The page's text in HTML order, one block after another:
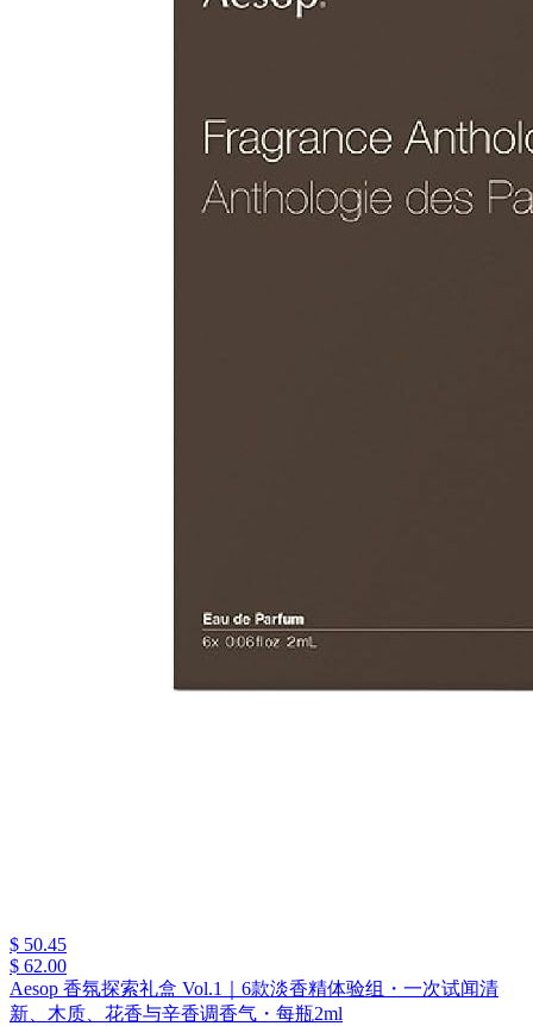
$ 50.45
$ 62.00
Aesop 香氛探索礼盒 Vol.1｜6款淡香精体验组・一次试闻清
新、木质、花香与辛香调香气・每瓶2ml